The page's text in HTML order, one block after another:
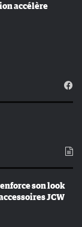
accélère
son look
JCW